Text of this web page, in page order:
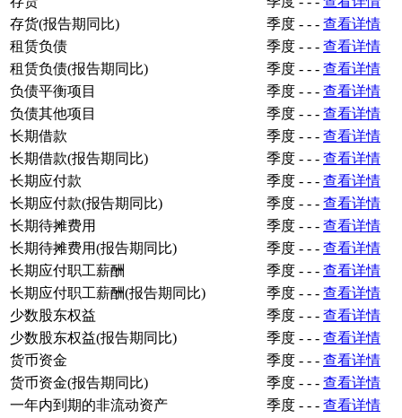
存货(报告期同比)
季度 - - - 查看详情
租赁负债
季度 - - - 查看详情
租赁负债(报告期同比)
季度 - - - 查看详情
负债平衡项目
季度 - - - 查看详情
负债其他项目
季度 - - - 查看详情
长期借款
季度 - - - 查看详情
长期借款(报告期同比)
季度 - - - 查看详情
长期应付款
季度 - - - 查看详情
长期应付款(报告期同比)
季度 - - - 查看详情
长期待摊费用
季度 - - - 查看详情
长期待摊费用(报告期同比)
季度 - - - 查看详情
长期应付职工薪酬
季度 - - - 查看详情
长期应付职工薪酬(报告期同比)
季度 - - - 查看详情
少数股东权益
季度 - - - 查看详情
少数股东权益(报告期同比)
季度 - - - 查看详情
货币资金
季度 - - - 查看详情
货币资金(报告期同比)
季度 - - - 查看详情
一年内到期的非流动资产
季度 - - - 查看详情